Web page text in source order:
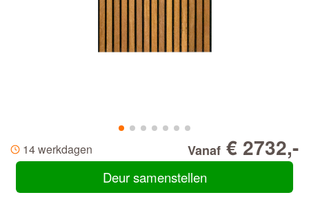
14 werkdagen Vanaf € 2732,-
Deur samenstellen